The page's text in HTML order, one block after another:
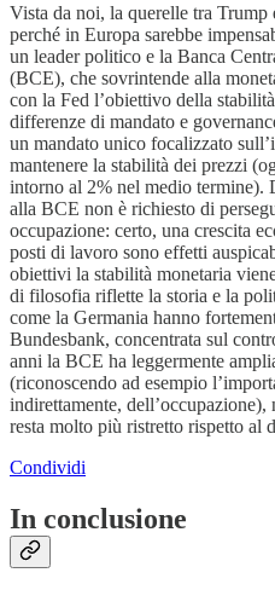
Vista da noi, la querelle tra
perché in Europa sarebbe
un leader politico e la Banca
(BCE), che sovrintende alla
con la Fed l’obiettivo della
differenze di mandato e
un mandato unico focalizzato
mantenere la stabilità dei prezzi
intorno al 2% nel medio termine).
alla BCE non è richiesto di
occupazione: certo, una crescita
posti di lavoro sono effetti
obiettivi la stabilità monetaria
di filosofia riflette la storia e la
come la Germania hanno
Bundesbank, concentrata sul
anni la BCE ha leggermente
(riconoscendo ad esempio
indirettamente,
resta molto più ristretto rispetto al
Condividi
In conclusione